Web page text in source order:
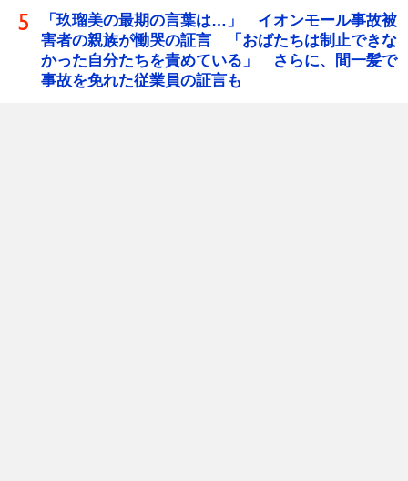
「玖瑠美の最期の言葉は…」 イオンモール事故被
害者の親族が慟哭の証言 「おばたちは制止できな
かった自分たちを責めている」 さらに、間一髪で
事故を免れた従業員の証言も